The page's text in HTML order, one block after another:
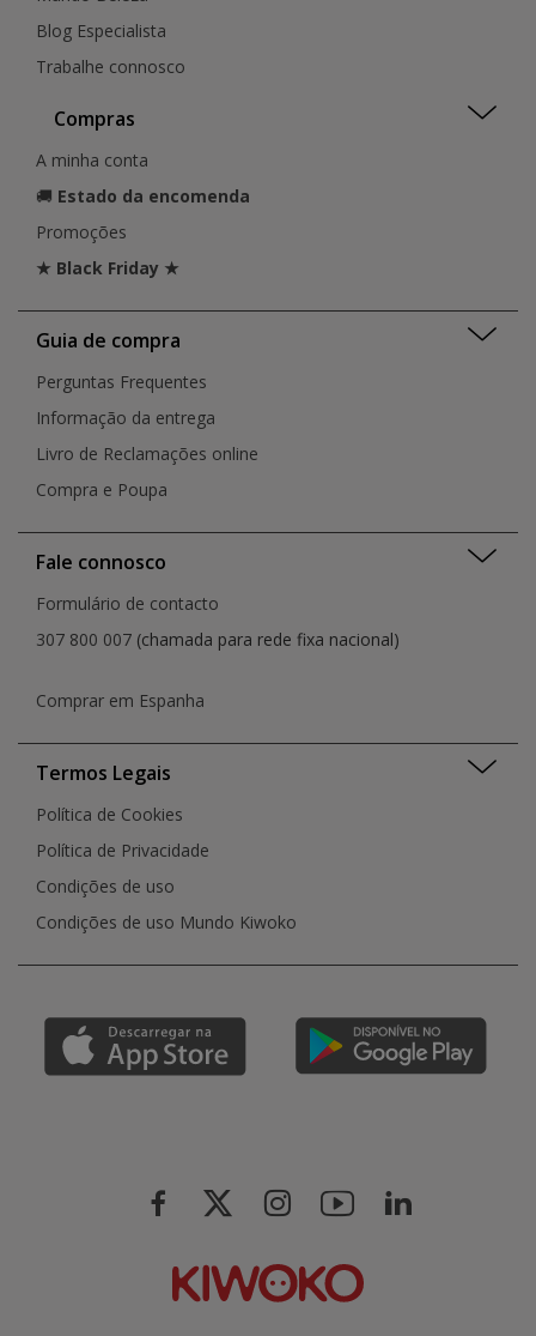
Blog Especialista
Trabalhe connosco
Compras
A minha conta
🚚 Estado da encomenda
Promoções
★ Black Friday ★
Guia de compra
Perguntas Frequentes
Informação da entrega
Livro de Reclamações online
Compra e Poupa
Fale connosco
Formulário de contacto
307 800 007 (chamada para rede fixa nacional)
Comprar em Espanha
Termos Legais
Política de Cookies
Política de Privacidade
Condições de uso
Condições de uso Mundo Kiwoko